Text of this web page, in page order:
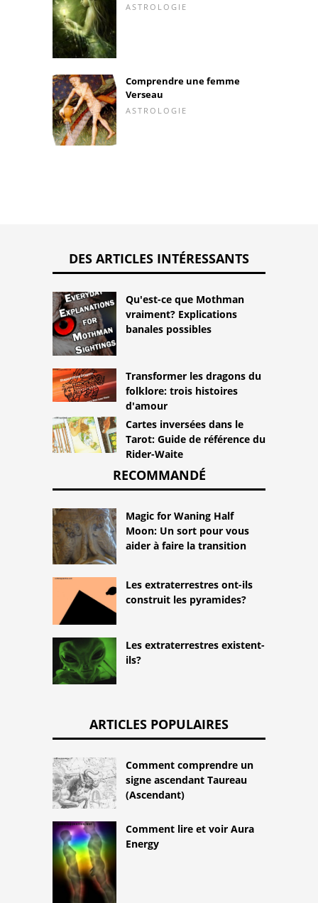
ASTROLOGIE
Comprendre une femme
Verseau
ASTROLOGIE
DES ARTICLES INTÉRESSANTS
Qu'est-ce que Mothman
vraiment? Explications
banales possibles
Transformer les dragons du
folklore: trois histoires
d'amour
Cartes inversées dans le
Tarot: Guide de référence du
Rider-Waite
RECOMMANDÉ
Magic for Waning Half
Moon: Un sort pour vous
aider à faire la transition
Les extraterrestres ont-ils
construit les pyramides?
Les extraterrestres existent-
ils?
ARTICLES POPULAIRES
Comment comprendre un
signe ascendant Taureau
(Ascendant)
Comment lire et voir Aura
Energy